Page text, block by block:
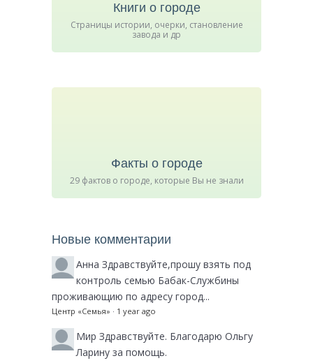
Книги о городе
Страницы истории, очерки, становление
завода и др
Факты о городе
29 фактов о городе, которые Вы не знали
Новые комментарии
Анна Здравствуйте,прошу взять под
контроль семью Бабак-Службины
проживающию по адресу город...
Центр «Семья» · 1 year ago
Мир Здравствуйте. Благодарю Ольгу
Ларину за помощь.